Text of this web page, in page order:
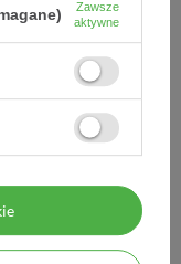
5,86 zł
Zawsze
aktywne